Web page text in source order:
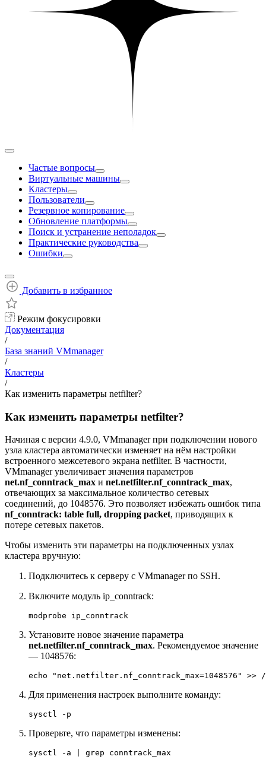
Частые вопросы
Виртуальные машины
Кластеры
Пользователи
Резервное копирование
Обновление платформы
Поиск и устранение неполадок
Практические руководства
Ошибки
Добавить в избранное
Режим фокусировки
Документация
/
База знаний VMmanager
/
Кластеры
/
Как изменить параметры netfilter?
Как изменить параметры netfilter?
Начиная с версии 4.9.0, VMmanager при подключении нового
узла кластера автоматически изменяет на нём настройки
встроенного межсетевого экрана netfilter. В частности,
VMmanager увеличивает значения параметров
net.nf_conntrack_max и net.netfilter.nf_conntrack_max,
отвечающих за максимальное количество сетевых
соединений, до 1048576. Это позволяет избежать ошибок типа
nf_conntrack: table full, dropping packet, приводящих к
потере сетевых пакетов.
Чтобы изменить эти параметры на подключенных узлах
кластера вручную:
Подключитесь к серверу с VMmanager по SSH.
Включите модуль ip_conntrack:
modprobe ip_conntrack
Установите новое значение параметра
net.netfilter.nf_conntrack_max. Рекомендуемое значение
— 1048576:
echo "net.netfilter.nf_conntrack_max=1048576"
Для применения настроек выполните команду:
sysctl -p
Проверьте, что параметры изменены:
sysctl -a | grep conntrack_max